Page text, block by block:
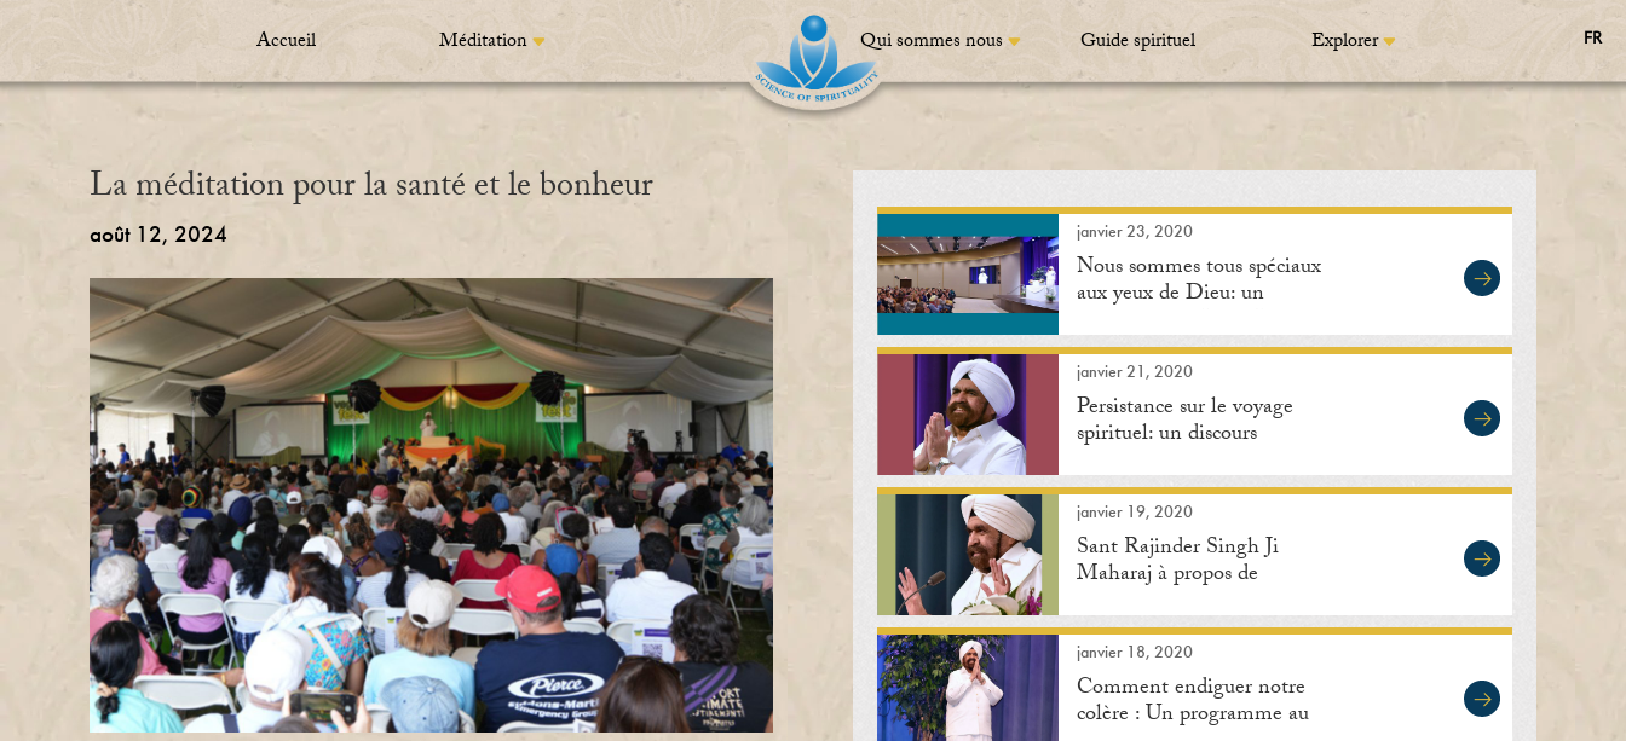
Accueil Méditation Qui sommes nous Guide spirituel Explorer FR
La méditation pour la santé et le bonheur
août 12, 2024 janvier 23, 2020
Nous sommes tous spéciaux
aux yeux de Dieu: un
janvier 21, 2020
Persistance sur le voyage
spirituel: un discours
janvier 19, 2020
Sant Rajinder Singh Ji
Maharaj à propos de
janvier 18, 2020
Comment endiguer notre
colère : Un programme au